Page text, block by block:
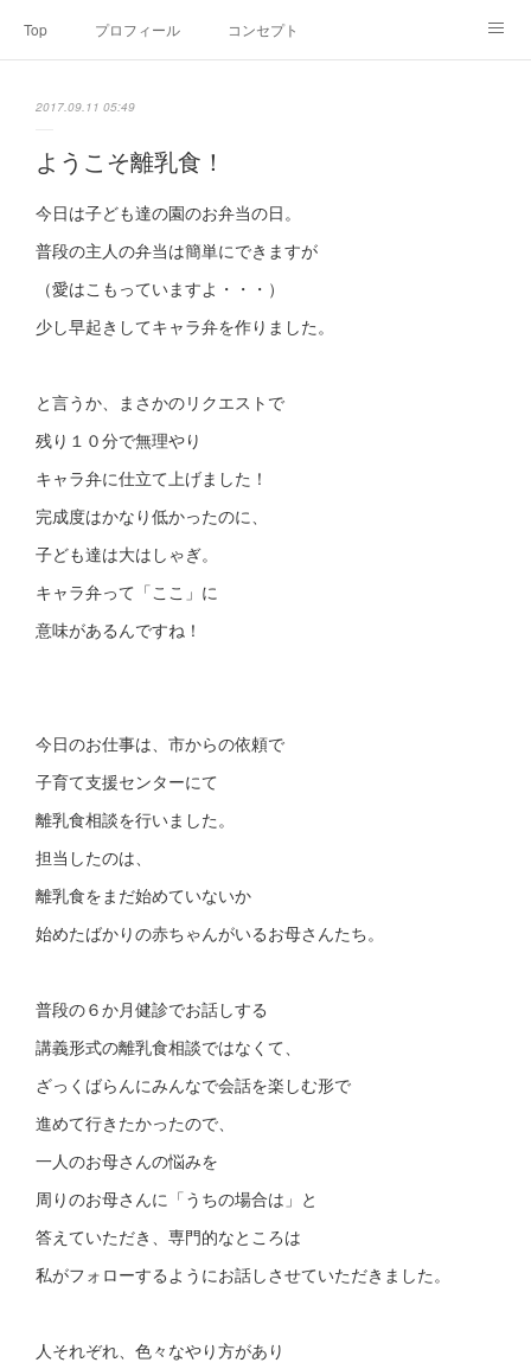
Top プロフィール コンセプト
SNS
2017.09.11 05:49
ようこそ離乳食！
今日は子ども達の園のお弁当の日。
普段の主人の弁当は簡単にできますが
（愛はこもっていますよ・・・）
少し早起きしてキャラ弁を作りました。
と言うか、まさかのリクエストで
残り１０分で無理やり
キャラ弁に仕立て上げました！
完成度はかなり低かったのに、
子ども達は大はしゃぎ。
キャラ弁って「ここ」に
意味があるんですね！
今日のお仕事は、市からの依頼で
子育て支援センターにて
離乳食相談を行いました。
担当したのは、
離乳食をまだ始めていないか
始めたばかりの赤ちゃんがいるお母さんたち。
普段の６か月健診でお話しする
講義形式の離乳食相談ではなくて、
ざっくばらんにみんなで会話を楽しむ形で
進めて行きたかったので、
一人のお母さんの悩みを
周りのお母さんに「うちの場合は」と
答えていただき、専門的なところは
私がフォローするようにお話しさせていただきました。
人それぞれ、色々なやり方があり